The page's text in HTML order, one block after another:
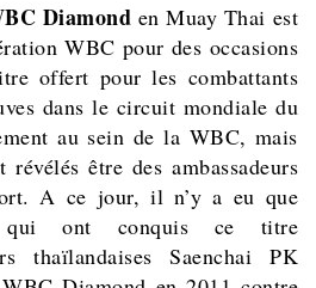
Diamond en Muay Thai est
WBC pour des occasions
offert pour les combattants
dans le circuit mondiale du
au sein de la WBC, mais
être des ambassadeurs
A ce jour, il n’y a eu que
qui ont conquis ce titre
thaïlandaises Saenchai PK